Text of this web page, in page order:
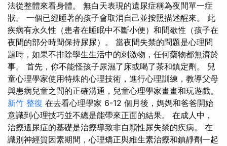
法從整體來看身體。 無白天表現的遺尿症稱為夜間單一症
狀。 一個已經睡著的孩子會取消自己並按照描述醒來。 此
疾病有永久性（患者在睡眠中不斷小便）和間歇性（孩子在
夜間的部分時間保持尿尿）。 當夜間失禁的問題是心理問
題時，如果不排除學生生活中的刺激物，任何藥物都無濟於
事。 首先，你不能怪孩子尿濕了床或喝了茶和鎮定劑。 兒
童心理學家使用特殊的心理技術，進行心理訓練，教導父母
與患病兒童之間的正確溝通，兒童心理學家畫畫和玩遊戲。
新竹 整復 在去看心理學家 6-12 個月後，媽媽和爸爸開始
意識到心理技巧並不總是能帶來正面的結果。 在成人中，
治療遺尿症的基礎是治療導致非自願性尿失禁的疾病。 在
識別神經質因素期間，心理矯正與維生素治療和鎮靜劑一起